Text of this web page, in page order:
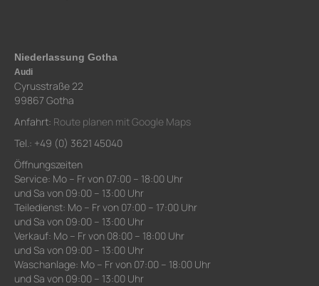
Niederlassung Gotha
Audi
Cyrusstraße 22
99867 Gotha
Anfahrt: Route planen mit Google Maps
Tel.: +49 (0) 3621 45040
Öffnungszeiten
Service: Mo – Fr von 07:00 – 18:00 Uhr
und Sa von 09:00 – 13:00 Uhr
Teiledienst: Mo – Fr von 07:00 – 17:00 Uhr
und Sa von 09:00 – 13:00 Uhr
Verkauf: Mo – Fr von 08:00 – 18:00 Uhr
und Sa von 09:00 – 13:00 Uhr
Waschanlage: Mo – Fr von 07:00 – 18:00 Uhr
und Sa von 09:00 – 13:00 Uhr